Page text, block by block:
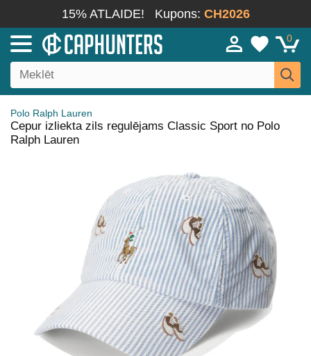
15% ATLAIDE! Kupons: CH2026
0
Polo Ralph Lauren
Cepur izliekta zils regulējams Classic Sport no Polo
Ralph Lauren